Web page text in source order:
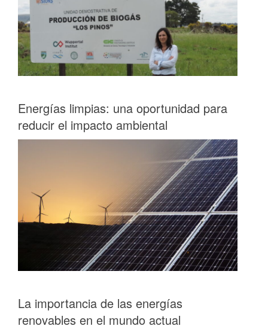
Energías limpias: una oportunidad para
reducir el impacto ambiental
La importancia de las energías
renovables en el mundo actual